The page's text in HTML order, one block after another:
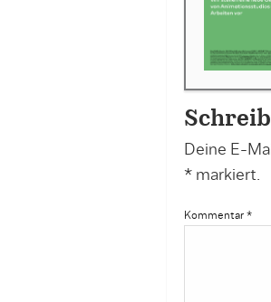
Deine E-
*markiert.
Kommentar *